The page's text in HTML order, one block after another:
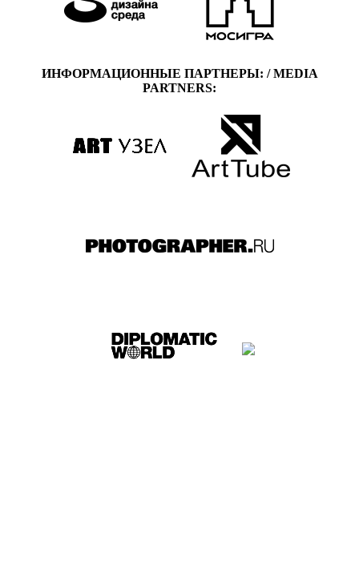
ИНФОРМАЦИОННЫЕ ПАРТНЕРЫ: / MEDIA
PARTNERS: